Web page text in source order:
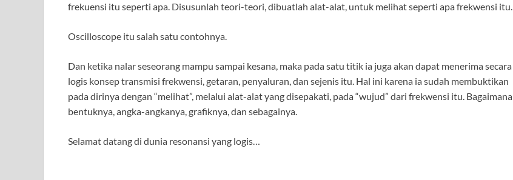
frekuensi itu seperti apa. Disusunlah teori-teori, dibuatlah alat-alat, untuk melihat seperti apa frekwensi itu.
Oscilloscope itu salah satu contohnya.
Dan ketika nalar seseorang mampu sampai kesana, maka pada satu titik ia juga akan dapat menerima secara
logis konsep transmisi frekwensi, getaran, penyaluran, dan sejenis itu. Hal ini karena ia sudah membuktikan
pada dirinya dengan “melihat”, melalui alat-alat yang disepakati, pada “wujud” dari frekwensi itu. Bagaimana
bentuknya, angka-angkanya, grafiknya, dan sebagainya.
Selamat datang di dunia resonansi yang logis…